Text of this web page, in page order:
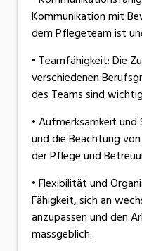
Kommunikation mit
dem Pflegeteam ist
• Teamfähigkeit: Die
verschiedenen
des Teams sind
• Aufmerksamkeit
und die Beachtung
der Pflege und
• Flexibilität und
Fähigkeit, sich an
anzupassen und den
massgeblich.